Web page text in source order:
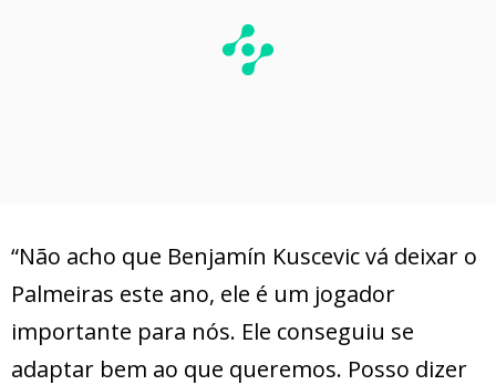
“Não acho que Benjamín Kuscevic vá deixar o
Palmeiras este ano, ele é um jogador
importante para nós. Ele conseguiu se
adaptar bem ao que queremos. Posso dizer